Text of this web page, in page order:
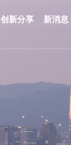
创新分享 新消息